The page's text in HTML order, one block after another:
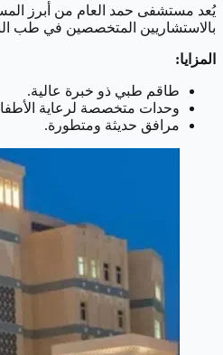
يُعد مستشفى حمد العام من أبرز
بالاستشاريين المتخصصين في طب
المزايا:
طاقم طبي ذو خبرة عالية.
وحدات متخصصة لرعاية
مرافق حديثة ومتطورة.